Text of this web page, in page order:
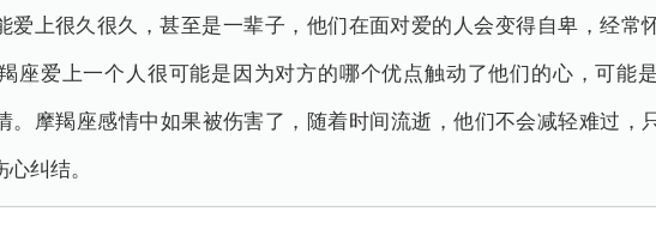
爱上很久很久，甚至是一辈子，他们在面对爱的人会变得自卑，经常
座爱上一个人很可能是因为对方的哪个优点触动了他们的心，可能
。摩羯座感情中如果被伤害了，随着时间流逝，他们不会减轻难过，
纠结。